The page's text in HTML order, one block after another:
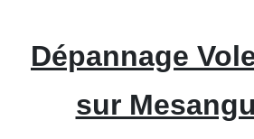
Dépannage
sur